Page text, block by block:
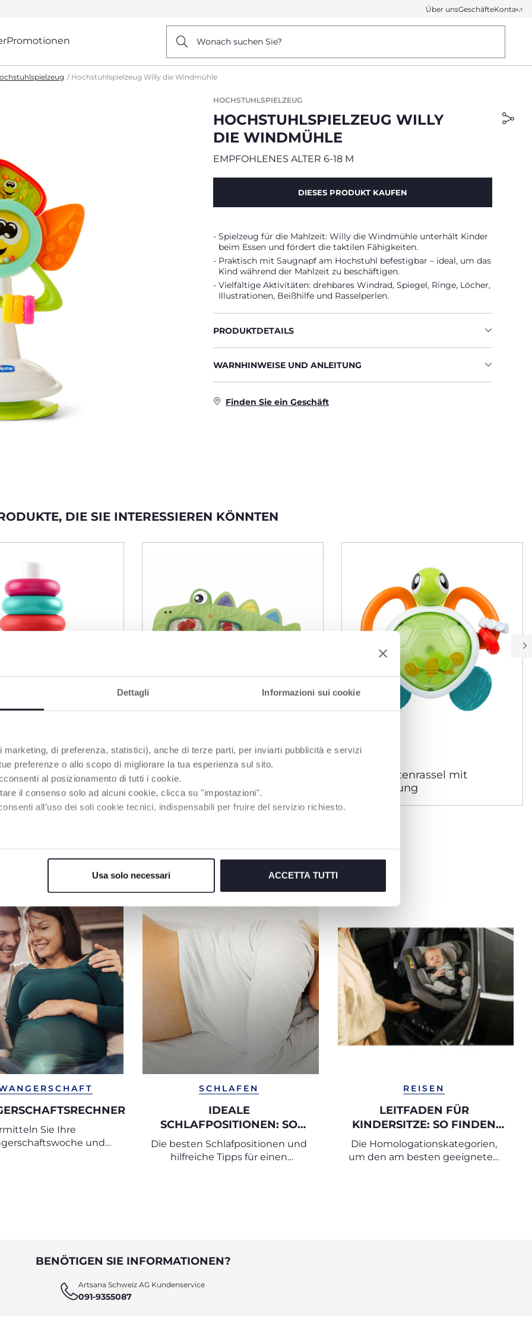
Dettagli Informazioni sui cookie
di preferenza, statistici), anche di terze parti, per inviarti pubblicità e servizi
preferenze o allo scopo di migliorare la tua esperienza sul sito.
al posizionamento di tutti i cookie.
il consenso solo ad alcuni cookie, clicca su "impostazioni".
all’uso dei soli cookie tecnici, indispensabili per fruire del servizio richiesto.
Usa solo necessari ACCETTA TUTTI
Über unsGeschäfteKontakt
Promotionen Wonach suchen Sie?
Hochstuhlspielzeug Willy die Windmühle
HOCHSTUHLSPIELZEUG
HOCHSTUHLSPIELZEUG WILLY
DIE WINDMÜHLE
EMPFOHLENES ALTER 6-18 M
DIESES PRODUKT KAUFEN
Spielzeug für die Mahlzeit: Willy die Windmühle unterhält Kinder
beim Essen und fördert die taktilen Fähigkeiten.
Praktisch mit Saugnapf am Hochstuhl befestigbar – ideal, um das
Kind während der Mahlzeit zu beschäftigen.
Vielfältige Aktivitäten: drehbares Windrad, Spiegel, Ringe, Löcher,
Illustrationen, Beißhilfe und Rasselperlen.
PRODUKTDETAILS
WARNHINWEISE UND ANLEITUNG
Finden Sie ein Geschäft
DIE SIE INTERESSIEREN KÖNNTEN
Lernspiel
Sensorisches Krokodil
Wasserpad
Schildkrötenrassel mit
Beleuchtung
UNSER RAT
Sie Ihre
und
SCHLAFEN
IDEALE
SCHLAFPOSITIONEN: SO
SCHLAFEN SIE IN DER
SCHWANGERSCHAFT
Die besten Schlafpositionen und
hilfreiche Tipps für einen
REISEN
LEITFADEN FÜR
KINDERSITZE: SO FINDEN
SIE DEN PASSENDEN
AUTOKINDERSITZ
Die Homologationskategorien,
um den am besten geeigneten
BENÖTIGEN SIE INFORMATIONEN?
Artsana Schweiz AG Kundenservice
091-9355087